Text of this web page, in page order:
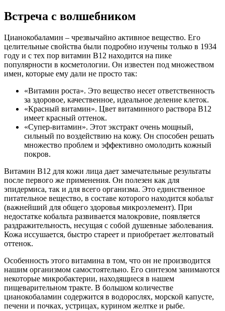
Встреча с волшебником
Цианокобаламин – чрезвычайно активное вещество. Его
целительные свойства были подробно изучены только в 1934
году и с тех пор витамин B12 находится на пике
популярности в косметологии. Он известен под множеством
имен, которые ему дали не просто так:
«Витамин роста». Это вещество несет ответственность
за здоровое, качественное, идеальное деление клеток.
«Красный витамин». Цвет витаминного раствора B12
имеет красный оттенок.
«Супер-витамин». Этот экстракт очень мощный,
сильный по воздействию на кожу. Он способен решать
множество проблем и эффективно омолодить кожный
покров.
Витамин B12 для кожи лица дает замечательные результаты
после первого же применения. Он полезен как для
эпидермиса, так и для всего организма. Это единственное
питательное вещество, в составе которого находится кобальт
(важнейший для общего здоровья микроэлемент). При
недостатке кобальта развивается малокровие, появляется
раздражительность, несущая с собой душевные заболевания.
Кожа иссушается, быстро стареет и приобретает желтоватый
оттенок.
Особенность этого витамина в том, что он не производится
нашим организмом самостоятельно. Его синтезом занимаются
некоторые микробактерии, находящиеся в нашем
пищеварительном тракте. В большом количестве
цианокобаламин содержится в водорослях, морской капусте,
печени и почках, устрицах, курином желтке и рыбе.